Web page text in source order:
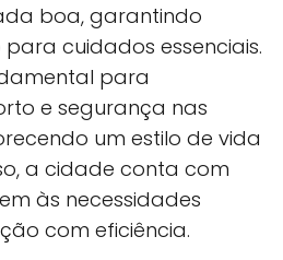
boa, garantindo
cuidados essenciais.
para
e segurança nas
um estilo de vida
a cidade conta com
às necessidades
com eficiência.